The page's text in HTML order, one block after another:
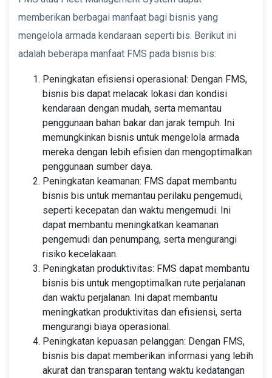
memberikan berbagai manfaat bagi bisnis yang
mengelola armada kendaraan seperti bis. Berikut ini
adalah beberapa manfaat FMS pada bisnis bis:
Peningkatan efisiensi operasional: Dengan FMS,
bisnis bis dapat melacak lokasi dan kondisi
kendaraan dengan mudah, serta memantau
penggunaan bahan bakar dan jarak tempuh. Ini
memungkinkan bisnis untuk mengelola armada
mereka dengan lebih efisien dan mengoptimalkan
penggunaan sumber daya.
Peningkatan keamanan: FMS dapat membantu
bisnis bis untuk memantau perilaku pengemudi,
seperti kecepatan dan waktu mengemudi. Ini
dapat membantu meningkatkan keamanan
pengemudi dan penumpang, serta mengurangi
risiko kecelakaan.
Peningkatan produktivitas: FMS dapat membantu
bisnis bis untuk mengoptimalkan rute perjalanan
dan waktu perjalanan. Ini dapat membantu
meningkatkan produktivitas dan efisiensi, serta
mengurangi biaya operasional.
Peningkatan kepuasan pelanggan: Dengan FMS,
bisnis bis dapat memberikan informasi yang lebih
akurat dan transparan tentang waktu kedatangan